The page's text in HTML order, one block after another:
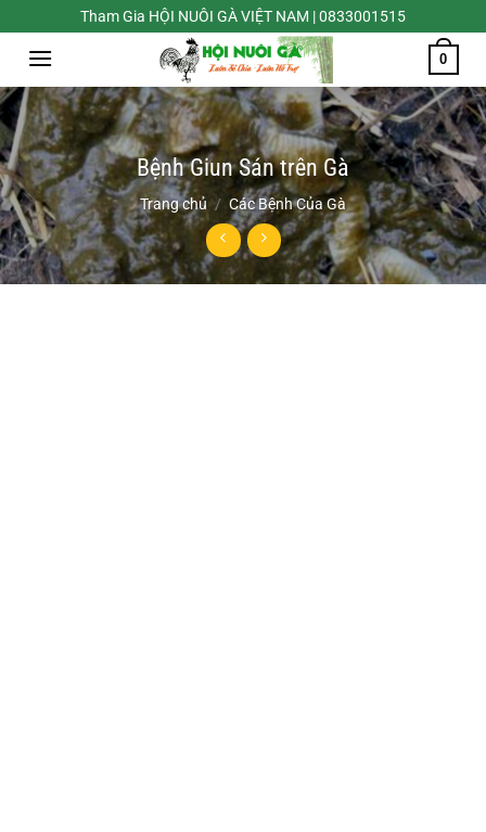
đến
dung
Tham Gia HỘI NUÔI GÀ VIỆT NAM | 0833001515
0
Bệnh Giun Sán trên Gà
Trang chủ / Các Bệnh Của Gà